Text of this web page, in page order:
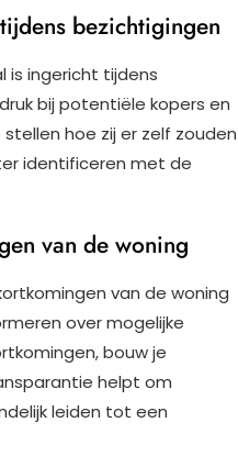
bezichtigingen
is ingericht tijdens
bij potentiële kopers en
hoe zij er zelf zouden
identificeren met de
van de woning
van de woning
over mogelijke
bouw je
helpt om
leiden tot een